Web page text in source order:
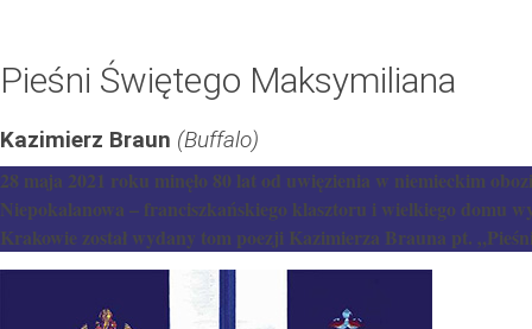
Pieśni Świętego Maksymiliana
Kazimierz Braun (Buffalo)
28 maja 2021 roku minęło 80 lat od uwięzienia w niemieckim
Niepokalanowa – franciszkańskiego klasztoru i wielkiego domu
Krakowie został wydany tom poezji Kazimierza Brauna pt.